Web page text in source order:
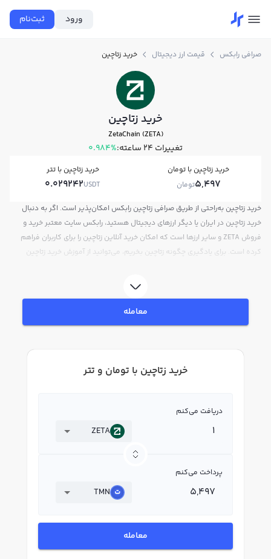
ورود ثبت‌نام
صرافی رابکس قیمت ارز دیجیتال خرید زتاچین
خرید زتاچین
ZetaChain (ZETA)
تغییرات ۲۴ ساعته: 0.984%
خرید زتاچین با تومان
5,497تومان
خرید زتاچین با تتر
0.029242USDT
خرید زتاچین به‌راحتی از طریق صرافی زتاچین رابکس امکان‌پذیر است. اگر به دنبال
خرید زتاچین در ایران یا دیگر ارزهای دیجیتال هستید، رابکس سایت معتبر خرید و
فروش ZETA و سایر ارزها است که امکان خرید آنلاین زتاچین را برای کاربران فراهم
کرده است. برای یادگیری چگونه زتاچین بخریم، می‌توانید از آموزش خرید زتاچین
در بازار رابکس، قیمت لحظه‌ای، نمودار و امکانات فروش زتاچین نیز در دسترس شما
قرار دارد تا بتوانید تصمیمات بهتری در معاملات خود بگیرید.
معامله
خرید زتاچین با تومان و تتر
دریافت می‌کنم
ZETA
پرداخت می‌کنم
TMN
معامله